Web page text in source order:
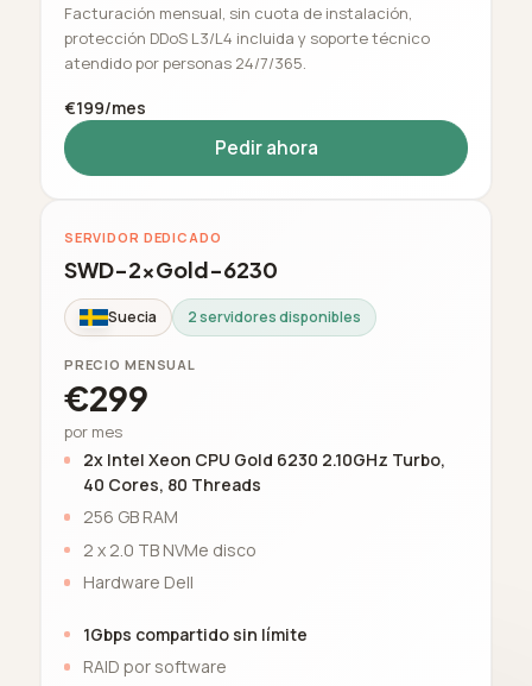
Facturación mensual, sin cuota de instalación,
protección DDoS L3/L4 incluida y soporte técnico
atendido por personas 24/7/365.
€199/mes
Pedir ahora
SERVIDOR DEDICADO
SWD-2xGold-6230
Suecia 2 servidores disponibles
PRECIO MENSUAL
€299
por mes
2x Intel Xeon CPU Gold 6230 2.10GHz Turbo,
40 Cores, 80 Threads
256 GB RAM
2 x 2.0 TB NVMe disco
Hardware Dell
1Gbps compartido sin límite
RAID por software